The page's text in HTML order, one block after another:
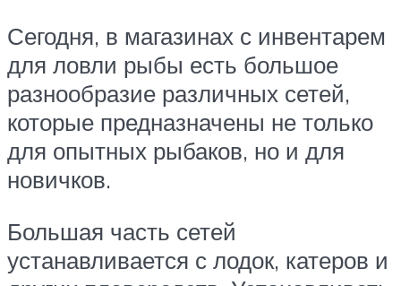
Сегодня, в магазинах с инвентарем
для ловли рыбы есть большое
разнообразие различных сетей,
которые предназначены не только
для опытных рыбаков, но и для
новичков.
Большая часть сетей
устанавливается с лодок, катеров и